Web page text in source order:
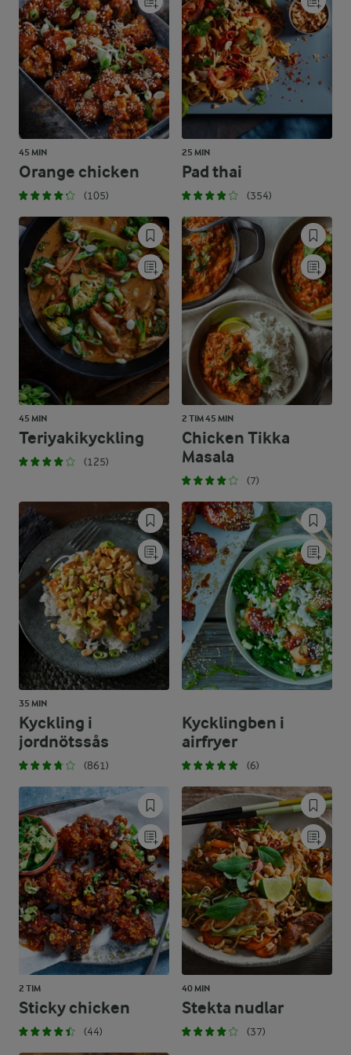
45 MIN
Orange chicken
(105)
25 MIN
Pad thai
(354)
45 MIN
Teriyakikyckling
(125)
2 TIM 45 MIN
Chicken Tikka
Masala
(7)
35 MIN
Kyckling i
jordnötssås
(861)
Kycklingben i
airfryer
(6)
2 TIM
Sticky chicken
(44)
40 MIN
Stekta nudlar
(37)